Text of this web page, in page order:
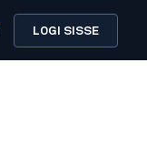
LOGI SISSE